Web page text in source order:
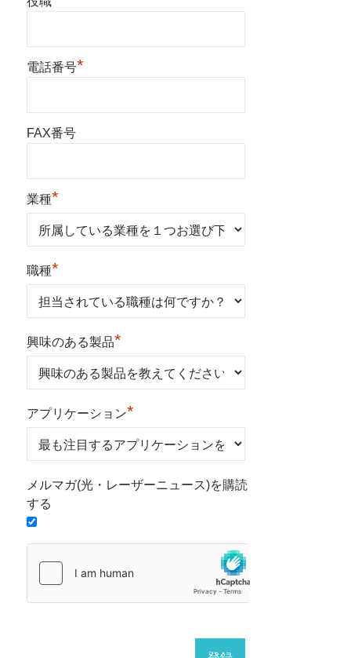
電話番号*
FAX番号
業種*
職種*
興味のある製品*
アプリケーション*
メルマガ(光・レーザーニュース)を購読
する